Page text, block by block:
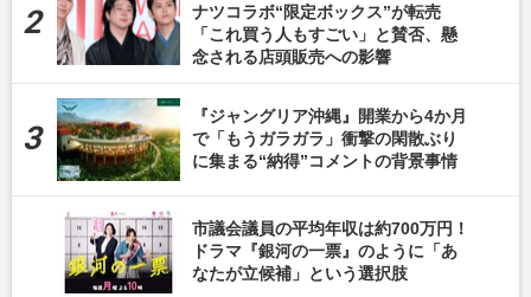
ナツコラボ“限定ボックス”が転売
「これ買う人もすごい」と賛否、懸
念される店頭販売への影響
『ジャングリア沖縄』開業から4か月
で「もうガラガラ」衝撃の閑散ぶり
に集まる“納得”コメントの背景事情
市議会議員の平均年収は約700万円！
ドラマ『銀河の一票』のように「あ
なたが立候補」という選択肢